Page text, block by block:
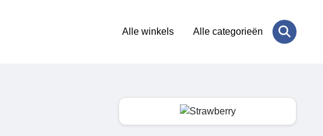
Alle winkels Alle categorieën